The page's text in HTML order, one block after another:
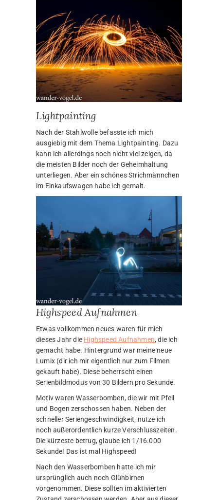
Lightpainting
Nach der Stahlwolle befasste ich mich
ausgiebig mit dem Thema Lightpainting. Dazu
kann ich allerdings noch nicht viel zeigen, da
die meisten Bilder noch der Geheimhaltung
unterliegen. Aber ein schönes Strichmännchen
im Einkaufswagen habe ich gemalt.
Highspeed Aufnahmen
Etwas vollkommen neues waren für mich
dieses Jahr die Highspeed Aufnahmen, die ich
gemacht habe. Hintergrund war meine neue
Lumix (dir ich mir eigentlich nur zum Filmen
gekauft habe). Diese beherrscht einen
Serienbildmodus von 30 Bildern pro Sekunde.
Motiv waren Wasserbomben, die wir mit Pfeil
und Bogen zerschossen haben. Neben der
schneller Seriengeschwindigkeit, nutze ich
noch außerordentlich kurze Verschlusszeiten.
Die kürzeste betrug, glaube ich 1/16.000
Sekunde! Das ist mal Highspeed!
Nach den Wasserbomben hatte ich mir
ursprünglich auch noch Glühbirnen
vorgenommen. Diese sollten im aktivierten